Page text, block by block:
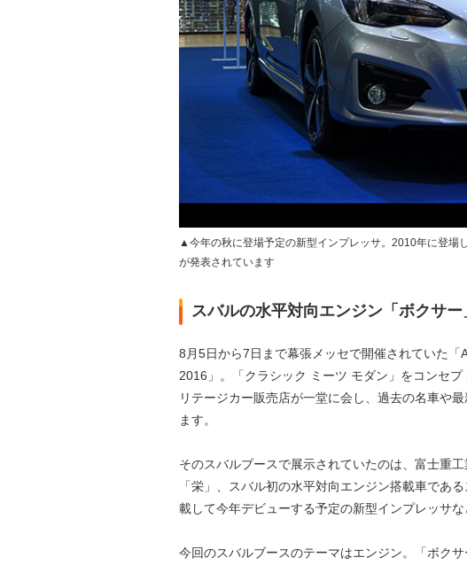
▲今年の秋に登場予定の新型インプレッサ。2010年に登場
が発表されています
スバルの水平対向エンジン「ボクサー
8月5日から7日まで幕張メッセで開催されていた「
2016」。「クラシック ミーツ モダン」をコンセ
リテージカー販売店が一堂に会し、過去の名車や
ます。
そのスバルブースで展示されていたのは、富士重
「栄」、スバル初の水平対向エンジン搭載車であ
載して今年デビューする予定の新型インプレッサな
今回のスバルブースのテーマはエンジン。「ボク